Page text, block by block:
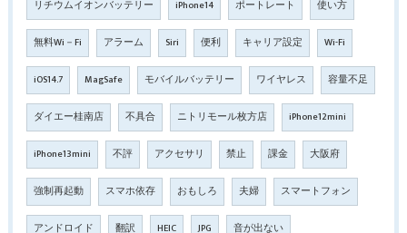
リチウムイオンバッテリー iPhone14 ポートレート 使い方
無料Wi－Fi アラーム Siri 便利 キャリア設定 Wi-Fi
iOS14.7 MagSafe モバイルバッテリー ワイヤレス 容量不足
ダイエー桂南店 不具合 ニトリモール枚方店 iPhone12mini
iPhone13mini 不評 アクセサリ 禁止 課金 大阪府
強制再起動 スマホ依存 おもしろ 夫婦 スマートフォン
アンドロイド 翻訳 HEIC JPG 音が出ない